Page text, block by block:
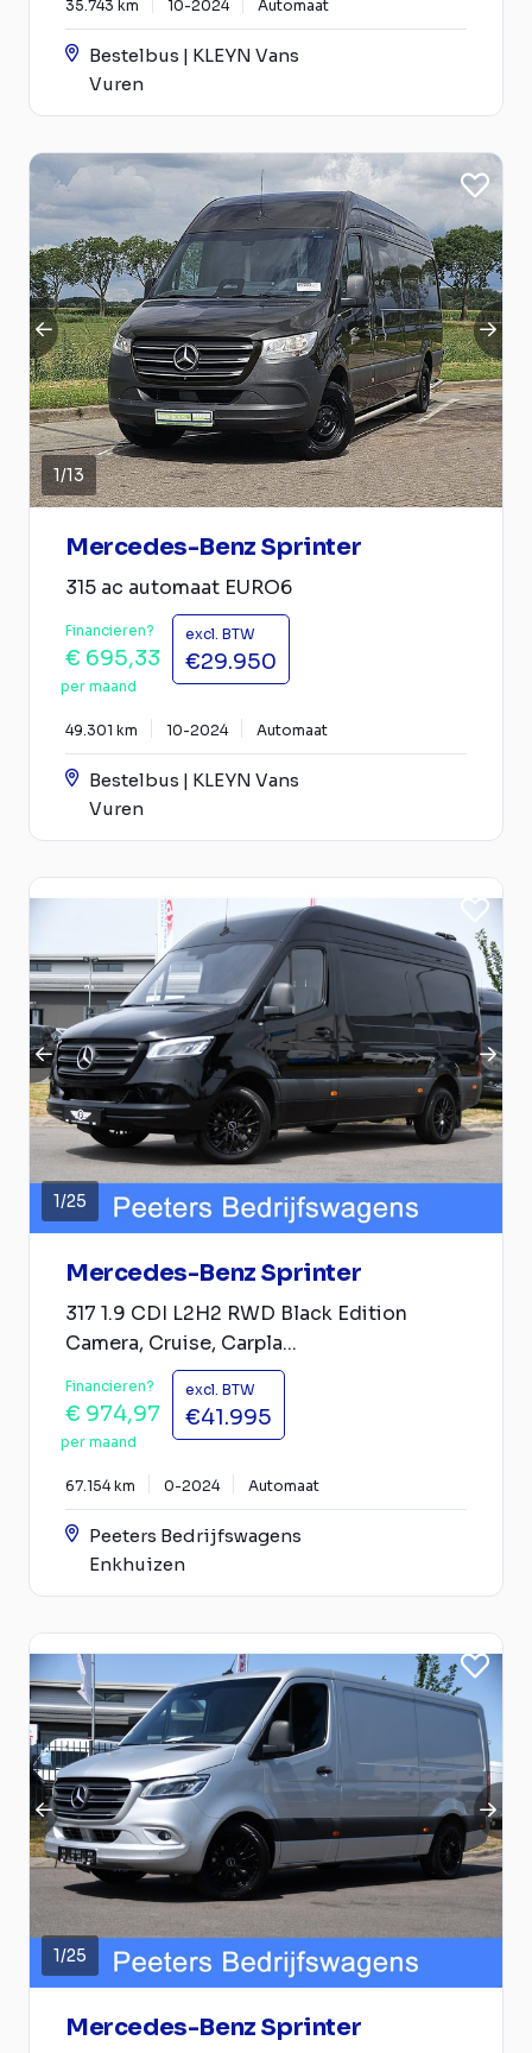
35.743 km 10-2024 Automaat
Bestelbus | KLEYN Vans
Vuren
1/13
Mercedes-Benz Sprinter
315 ac automaat EURO6
Financieren?
€ 695,33
per maand
excl. BTW
€29.950
49.301 km 10-2024 Automaat
Bestelbus | KLEYN Vans
Vuren
1/25
Mercedes-Benz Sprinter
317 1.9 CDI L2H2 RWD Black Edition
Camera, Cruise, Carpla...
Financieren?
€ 974,97
per maand
excl. BTW
€41.995
67.154 km 0-2024 Automaat
Peeters Bedrijfswagens
Enkhuizen
1/25
Mercedes-Benz Sprinter